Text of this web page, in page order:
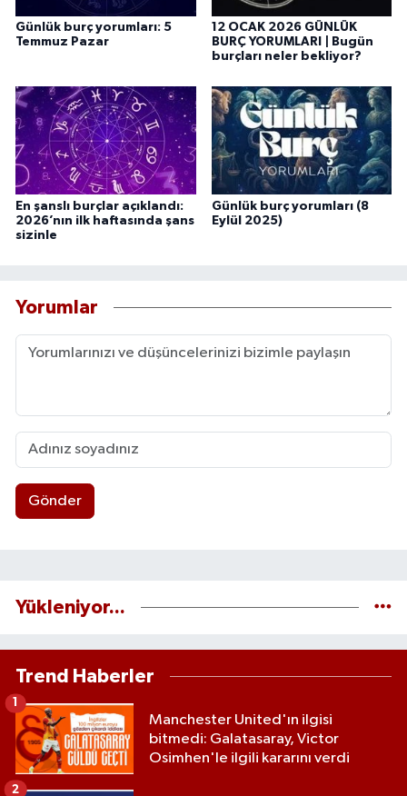
Günlük burç yorumları: 5
Temmuz Pazar
12 OCAK 2026 GÜNLÜK
BURÇ YORUMLARI | Bugün
burçları neler bekliyor?
En şanslı burçlar açıklandı:
2026’nın ilk haftasında şans
sizinle
Günlük burç yorumları (8
Eylül 2025)
Yorumlar
Gönder
Yükleniyor...
Trend Haberler
Manchester United'ın ilgisi
bitmedi: Galatasaray, Victor
Osimhen'le ilgili kararını verdi
2